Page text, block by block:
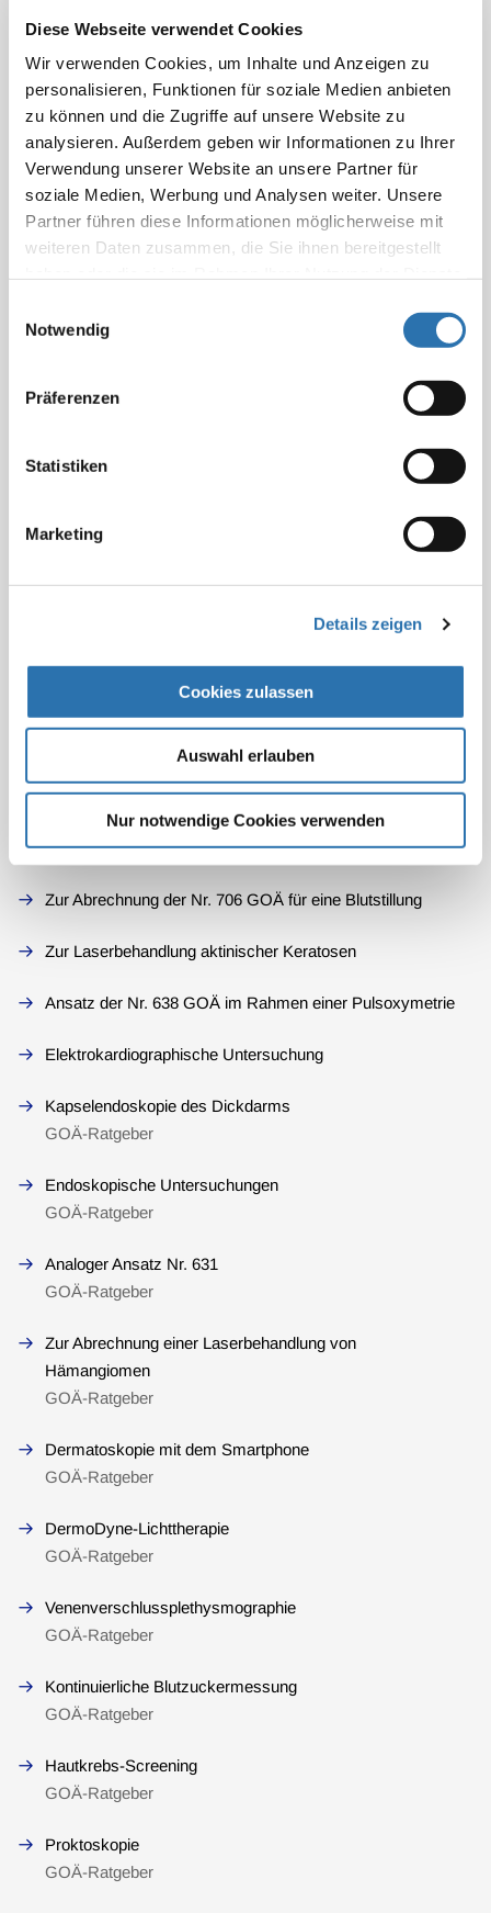
Diese Webseite verwendet Cookies
Wir verwenden Cookies, um Inhalte und Anzeigen zu
personalisieren, Funktionen für soziale Medien anbieten
zu können und die Zugriffe auf unsere Website zu
analysieren. Außerdem geben wir Informationen zu Ihrer
Verwendung unserer Website an unsere Partner für
soziale Medien, Werbung und Analysen weiter. Unsere
Partner führen diese Informationen möglicherweise mit
weiteren Daten zusammen, die Sie ihnen bereitgestellt
Cookies, wenn Sie unsere Webseite weiterhin
Notwendig
Präferenzen
Statistiken
Marketing
Details zeigen
Cookies zulassen
Auswahl erlauben
Nur notwendige Cookies verwenden
Abrechnungsempfehlungen zum Telemonitoring bei
chronischer Herzinsuffizienz
Fragestellungen zu Abrechnungsempfehlungen zum
Telemonitoring bei chronischer Herzinsuffizienz (2. Teil)
Elektrische Impedanzspektroskopie
Abrechnung von Kolposkopien
nach GOÄ
videoendoskopischen Zuschlags
Zuschlag für Bildgebungsverfahren bei endoskopischen
Untersuchungen
Dermatologische Laserbehandlung, Delegation und
Individual-Ausblendung mittels Multileaf-Kollimator (2)
Individual-Ausblendung mittels Multileaf-Kollimator (1)
Zur Abrechnung der Nr. 706 GOÄ für eine Blutstillung
Zur Laserbehandlung aktinischer Keratosen
Ansatz der Nr. 638 GOÄ im Rahmen einer Pulsoxymetrie
Elektrokardiographische Untersuchung
Kapselendoskopie des Dickdarms
GOÄ-Ratgeber
Endoskopische Untersuchungen
GOÄ-Ratgeber
Analoger Ansatz Nr. 631
GOÄ-Ratgeber
Zur Abrechnung einer Laserbehandlung von
Hämangiomen
GOÄ-Ratgeber
Dermatoskopie mit dem Smartphone
GOÄ-Ratgeber
DermoDyne-Lichttherapie
GOÄ-Ratgeber
Venenverschlussplethysmographie
GOÄ-Ratgeber
Kontinuierliche Blutzuckermessung
GOÄ-Ratgeber
Hautkrebs-Screening
GOÄ-Ratgeber
Proktoskopie
GOÄ-Ratgeber